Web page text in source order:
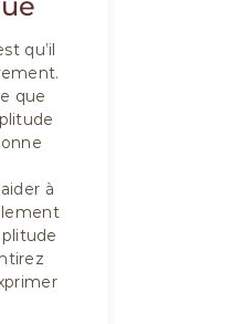
qu’il
que
à